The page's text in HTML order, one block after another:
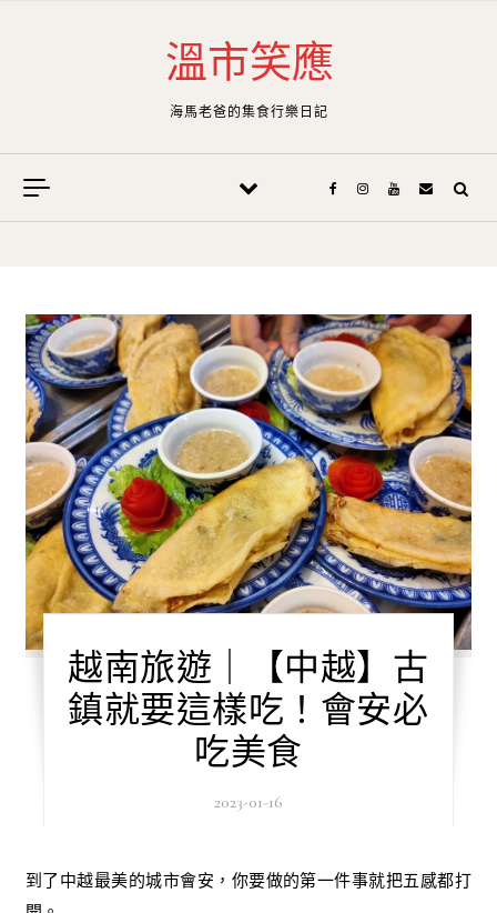
溫市笑應
海馬老爸的集食行樂日記
越南旅遊｜【中越】古
鎮就要這樣吃！會安必
吃美食
2023-01-16
到了中越最美的城市會安，你要做的第一件事就把五感都打